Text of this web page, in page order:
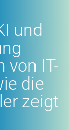
und
von IT-
die
zeigt